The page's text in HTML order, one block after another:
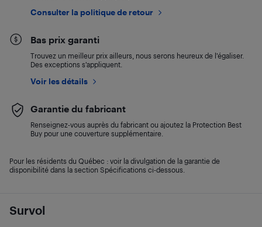
Survol
Consulter la politique de retour
Bas prix garanti
Trouvez un meilleur prix ailleurs, nous serons heureux de l’égaliser.
Des exceptions s’appliquent.
Voir les détails
Garantie du fabricant
Renseignez-vous auprès du fabricant ou ajoutez la Protection Best
Buy pour une couverture supplémentaire.
Pour les résidents du Québec : voir la divulgation de la garantie de
disponibilité dans la section Spécifications ci-dessous.